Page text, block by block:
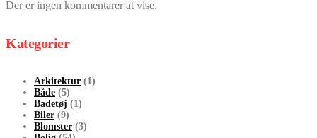
Der er ingen kommentarer at vise.
Kategorier
Arkitektur (1)
Både (5)
Badetøj (1)
Biler (9)
Blomster (3)